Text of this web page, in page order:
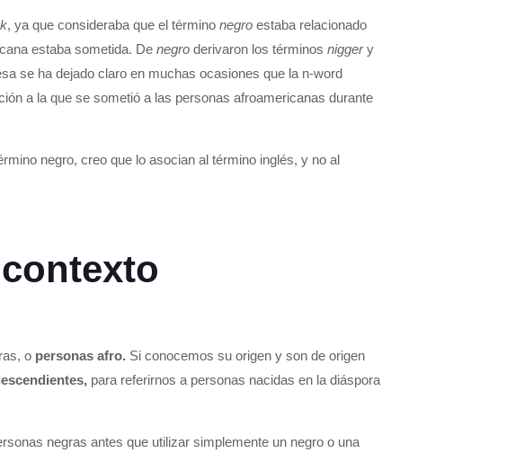
, ya que consideraba que el término negroestaba relacionado
estaba sometida. De negroderivaron los términos niggery
se ha dejado claro en muchas ocasiones que la n-word
a la que se sometió a las personas afroamericanas durante
negro, creo que lo asocian al término inglés, y no al
o personas afro. Si conocemos su origen y son de origen
para referirnos a personas nacidas en la diáspora
negras antes que utilizar simplemente un negro o una